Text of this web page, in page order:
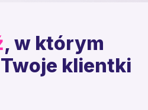
, w którym
klientki